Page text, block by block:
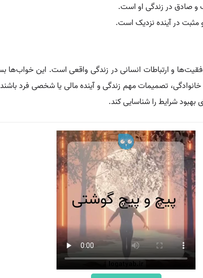
و صادق در زندگی او است.
مثبت در آینده نزدیک است.
و ارتباطات انسانی در زندگی واقعی است. این خواب‌ها
تصمیمات مهم زندگی و آینده مالی یا شخصی فرد
شرایط را شناسایی کند.